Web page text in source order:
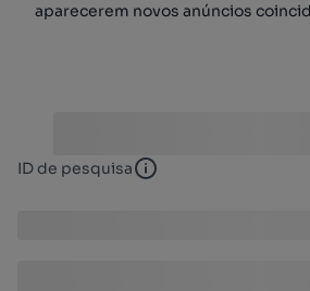
aparecerem novos anúncios
ID de pesquisa ID de pesquisa